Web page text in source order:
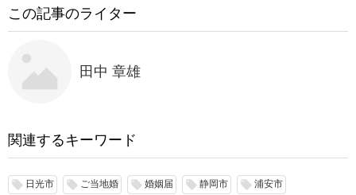
この記事のライター
田中 章雄
関連するキーワード
local_offer 日光市 local_offer ご当地婚 local_offer 婚姻届 local_offer 静岡市 local_offer 浦安市